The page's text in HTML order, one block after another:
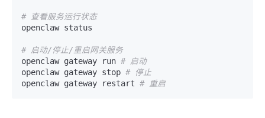
# 查看服务运行状态
openclaw status
# 启动/停止/重启网关服务
openclaw gateway run # 启动
openclaw gateway stop # 停止
openclaw gateway restart # 重启